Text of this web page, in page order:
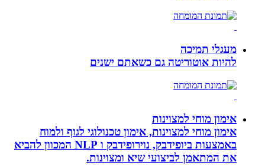
מעגלי תמיכה
להיות אוטוריטה גם כשאתם ישנים
אימון מוחי למצוינות
אימון מוחי למצוינות, אימון טכנולוגי לגוף ולמוח
באמצעות ביופידבק, נוירופידבק ו NLP המכוון להביא
את המתאמן לביצועי שיא ומצוינות.